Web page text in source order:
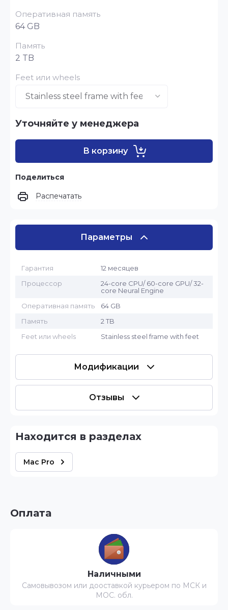
Оперативная память
64 GB
Память
2 TB
Feet или wheels
Уточняйте у менеджера
В корзину
Поделиться
Распечатать
Параметры
Гарантия
12 месяцев
Процессор
24-core CPU/ 60-core GPU/ 32-
core Neural Engine
Оперативная память
64 GB
Память
2 TB
Feet или wheels
Stainless steel frame with feet
Модификации
Отзывы
Находится в разделах
Mac Pro
Оплата
Наличными
Самовывозом или дооставкой курьером по МСК и
МОС. обл.